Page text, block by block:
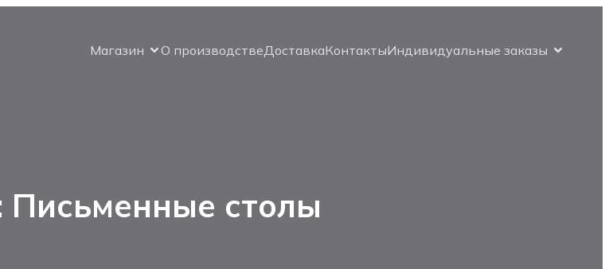
Магазин О производствеДоставкаКонтактыИндивидуальные заказы
Письменные столы